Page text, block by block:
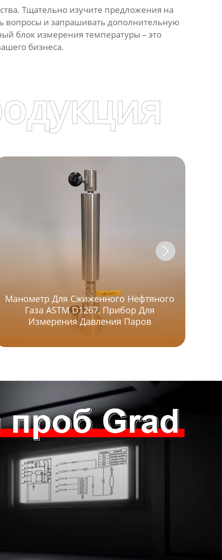
Тщательно изучите предложения на
вопросы и запрашивать дополнительную
блок измерения температуры – это
бизнеса.
Манометр Для Сжиженного Нефтяного
Газа ASTM D1267, Прибор Для
Измерения Давления Паров